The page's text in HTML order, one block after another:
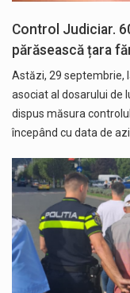
Control Judiciar.
părăsească țara
Astăzi, 29 septembrie,
asociat al dosarului de
dispus măsura
începând cu data de